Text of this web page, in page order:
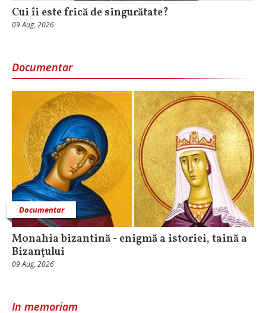
Cui îi este frică de singurătate?
09 Aug, 2026
Documentar
Documentar
Monahia bizantină - enigmă a istoriei, taină a
Bizanțului
09 Aug, 2026
In memoriam